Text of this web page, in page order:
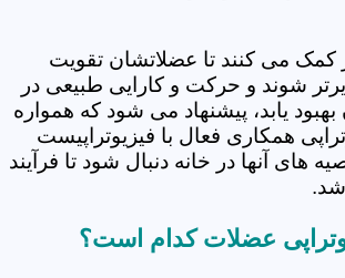
کمک می کنند تا عضلاتشان تقویت
شوند و حرکت و کارایی طبیعی در
یابد، پیشنهاد می شود که همواره
همکاری فعال با فیزیوتراپیست
های آنها در خانه دنبال شود تا فرآیند
عضلات کدام است؟